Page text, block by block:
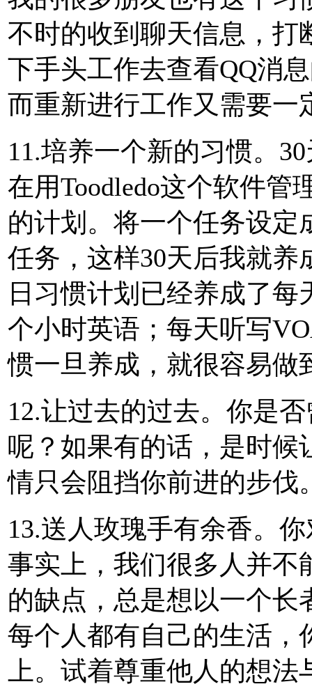
不时的收到聊天信息，打
下手头工作去查看QQ消
而重新进行工作又需要一
11.培养一个新的习惯。
在用Toodledo这个软件管
的计划。将一个任务设定
任务，这样30天后我就
日习惯计划已经养成了
个小时英语；每天听写
惯一旦养成，就很容易做
12.让过去的过去。你是
呢？如果有的话，是时候
情只会阻挡你前进的步伐
13.送人玫瑰手有余香。
事实上，我们很多人并不
的缺点，总是想以一个长
每个人都有自己的生活，
上。试着尊重他人的想